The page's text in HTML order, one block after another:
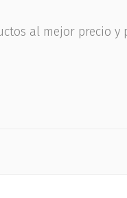
al mejor precio